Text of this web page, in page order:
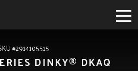
#2914105515
DINKY® DKAQ